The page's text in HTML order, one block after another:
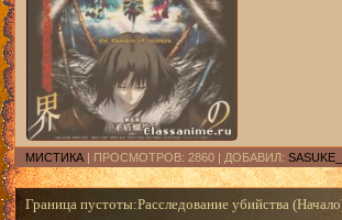
МИСТИКА | ПРОСМОТРОВ: 2860 | ДОБАВИЛ:
Граница пустоты:Расследование убийства